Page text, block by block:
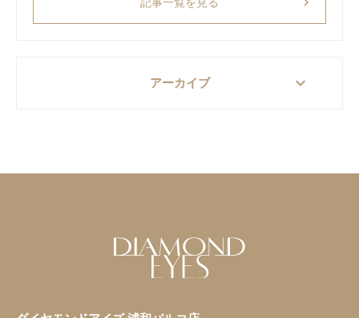
アーカイブ keyboard_arrow_down